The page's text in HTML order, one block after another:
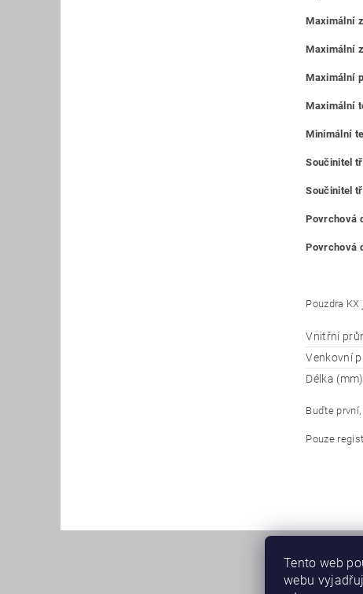
Maximální
Maximální
Maximální
Maximální
Minimální
Součinitel
Součinitel
Povrchová
Povrchová
Pouzdra
Vnitřní
Venkovní
Délka (mm)
Buďte
Pouze
Tento web
webu